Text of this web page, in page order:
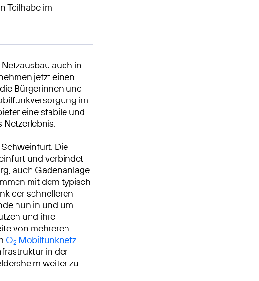
Teilhabe im
auch in
jetzt einen
Bürgerinnen und
im
eine stabile und
Netzerlebnis.
Die
und verbindet
auch Gadenanlage
mit dem typisch
der schnelleren
nun in und um
und ihre
von mehreren
O2 Mobilfunknetz
in der
weiter zu